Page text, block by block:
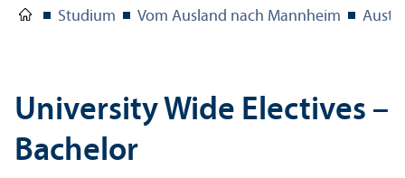
Studium Vom Ausland nach Mannheim
University Wide Electives –
Bachelor